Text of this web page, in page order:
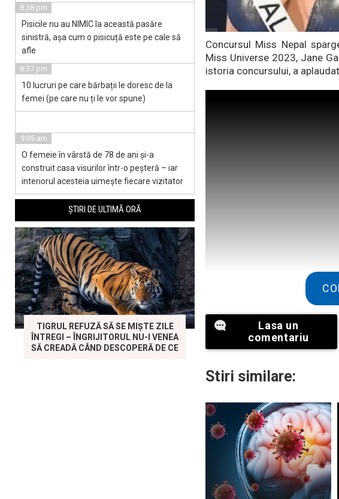
Concursul Miss Nepal
Miss Universe 2023, Jane
istoria concursului, a
Mii de persoane au
concursul de costume de
silueta sa asemănătoare cu
stârnind aplauzele
pozitivității corporale, ea
Jane se străduiește să
femeie supraponderala
sunt aici pentru a
Lasa un
comentariu
Stiri similare:
8:38 pm
Pisicile nu au NIMIC la această pasăre
sinistră, așa cum o pisicuță este pe cale să
afle
8:37 pm
10 lucruri pe care bărbații le doresc de la
femei (pe care nu ți le vor spune)
9:05 am
O femeie în vârstă de 78 de ani și-a
construit casa visurilor într-o peșteră – iar
interiorul acesteia uimește fiecare vizitator
ȘTIRI DE ULTIMĂ ORĂ
TIGRUL REFUZĂ SĂ SE MIȘTE ZILE
ÎNTREGI – ÎNGRIJITORUL NU-I VENEA
SĂ CREADĂ CÂND DESCOPERĂ DE CE